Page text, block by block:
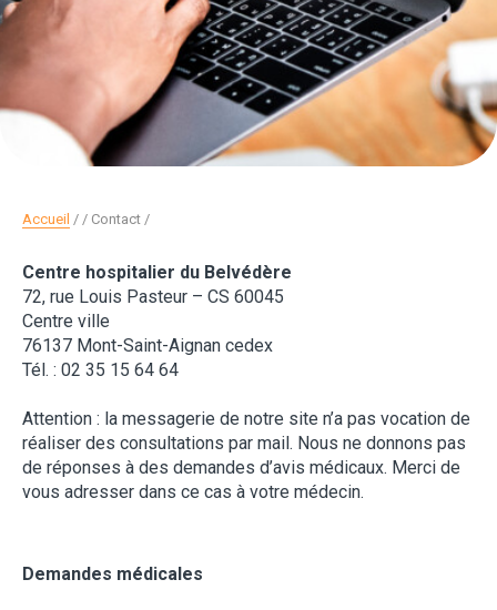
Accueil / Contact
Centre hospitalier du Belvédère
72, rue Louis Pasteur – CS 60045
Centre ville
76137 Mont-Saint-Aignan cedex
Tél. : 02 35 15 64 64
Attention : la messagerie de notre site n’a pas vocation de
réaliser des consultations par mail. Nous ne donnons pas
de réponses à des demandes d’avis médicaux. Merci de
vous adresser dans ce cas à votre médecin.
Demandes médicales